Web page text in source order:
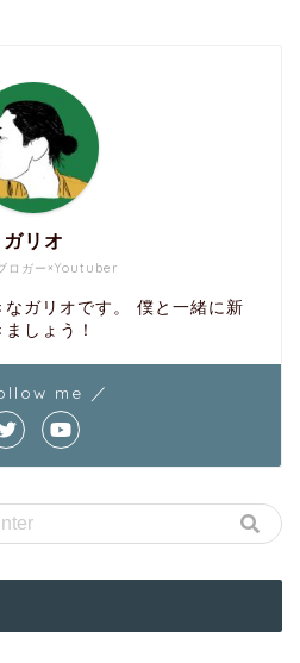
ロガー×Youtuber
ガリオ
ガリオです。 僕と一緒に新
しょう！
me ／